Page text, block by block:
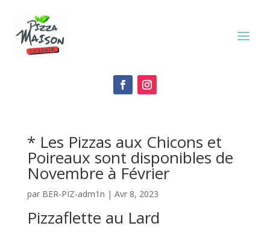
* Les Pizzas aux Chicons et
Poireaux sont disponibles de
Novembre à Février
par BER-PIZ-adm1n | Avr 8, 2023
Pizzaflette au Lard